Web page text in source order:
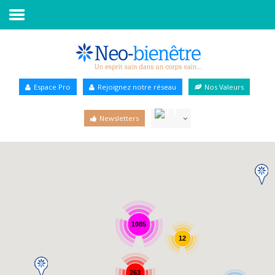
Annuaire Bien-être
Espace Pro Rejoignez notre réseau Nos Valeurs
Newsletters
1085
263
12